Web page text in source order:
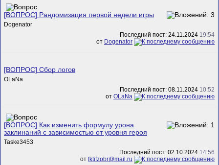
[ВОПРОС] Рандомизация первой недели игры
Dogenator
Последний пост: 24.11.2024 19:54
от Dogenator
[ВОПРОС] Сбор логов
OLaNa
Последний пост: 08.11.2024 10:52
от OLaNa
[ВОПРОС] Как изменить формулу урона
заклинаний с зависимостью от уровня героя
Taske3453
Последний пост: 02.10.2024 14:56
от fktifzobr@mail.ru